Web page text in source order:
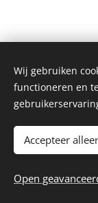
Wij gebruiken
functioneren en
Accepteer
Open